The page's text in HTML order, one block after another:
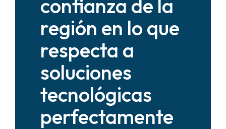
confianza de la
región en lo que
respecta a
soluciones
tecnológicas
perfectamente